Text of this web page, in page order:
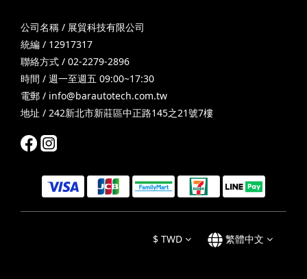
公司名稱 / 展貿科技有限公司
統編 / 12917317
聯絡方式 / 02-2279-2896
時間 / 週一至週五 09:00~17:30
電郵 / info@barautotech.com.tw
地址 / 242新北市新莊區中正路145之21號7樓
$ TWD 繁體中文